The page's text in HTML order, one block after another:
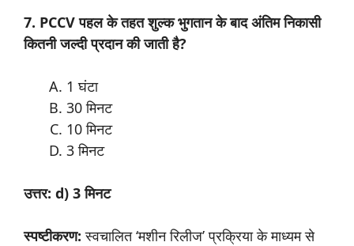
7. PCCV पहल के तहत शुल्क भुगतान के बाद अंतिम निकासी
कितनी जल्दी प्रदान की जाती है?
1 घंटा
30 मिनट
10 मिनट
3 मिनट
उत्तर: d) 3 मिनट
स्पष्टीकरण: स्वचालित ‘मशीन रिलीज’ प्रक्रिया के माध्यम से